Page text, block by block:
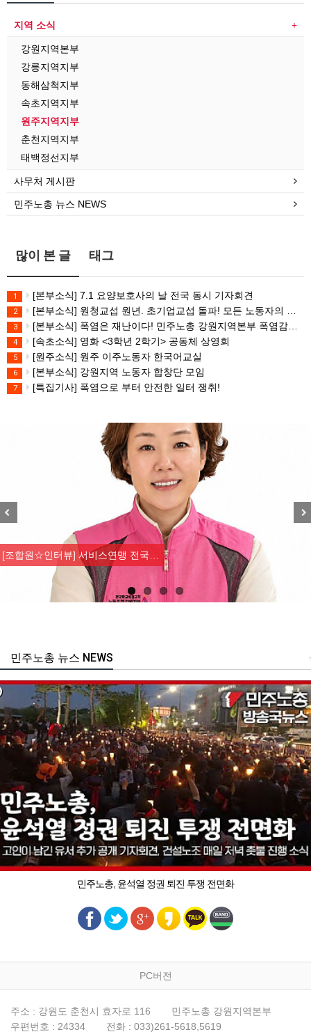
지역 소식
강원지역본부
강릉지역지부
동해삼척지부
속초지역지부
원주지역지부
춘천지역지부
태백정선지부
사무처 게시판
민주노총 뉴스 NEWS
많이 본 글 태그
1 [본부소식] 7.1 요양보호사의 날 전국 동시 기자회견
2 [본부소식] 원청교섭 원년. 초기업교섭 돌파! 모든 노동자의 노동기본권 쟁취! 민주노총 7.15 총파업대회
3 [본부소식] 폭염은 재난이다! 민주노총 강원지역본부 폭염감시단 선포 기자회견
4 [속초소식] 영화 <3학년 2학기> 공동체 상영회
5 [원주소식] 원주 이주노동자 한국어교실
6 [본부소식] 강원지역 노동자 합창단 모임
7 [특집기사] 폭염으로 부터 안전한 일터 쟁취!
[조합원☆인터뷰] 서비스연맹 전국…
주노총 뉴스 NEWS
민주노총, 윤석열 정권 퇴진 투쟁 전면화
PC버전
주소 : 강원도 춘천시 효자로 116
민주노총 강원지역본부
우편번호 : 24334
전화 : 033)261-5618,5619